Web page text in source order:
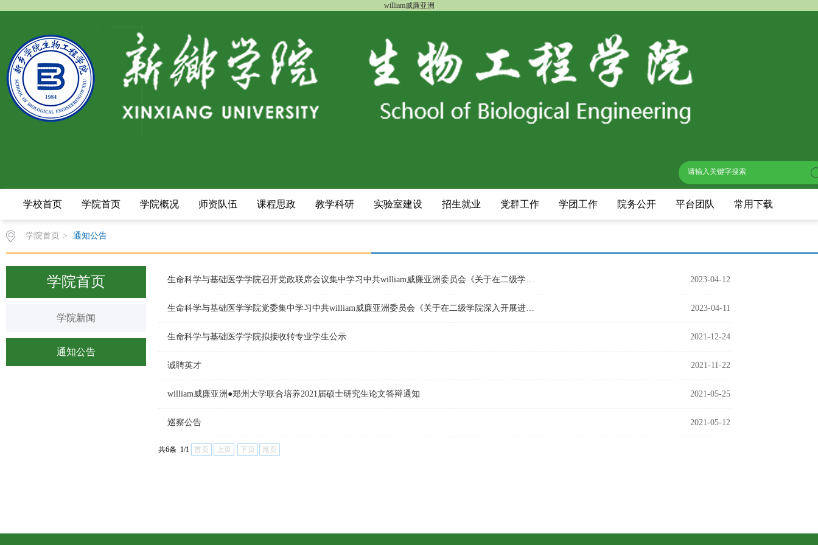
william威廉亚洲
学校首页 学院首页 学院概况 师资队伍 课程思政 教学科研 实验室建设 招生就业 党群工作 学团工作 院务公开 平台团队 常用下载
学院首页 > 通知公告
学院首页
学院新闻
通知公告
2023-04-12
生命科学与基础医学学院召开党政联席会议集中学习中共william威廉亚洲委员会《关于在二级学院深入开展进一步研究落实省委巡视整改要求的通知》
2023-04-11
生命科学与基础医学学院党委集中学习中共william威廉亚洲委员会《关于在二级学院深入开展进一步研究落实省委巡视整改要求的通知》
2021-12-24
生命科学与基础医学学院拟接收转专业学生公示
2021-11-22
诚聘英才
2021-05-25
william威廉亚洲●郑州大学联合培养2021届硕士研究生论文答辩通知
2021-05-12
巡察公告
共6条 1/1 首页 上页 下页 尾页